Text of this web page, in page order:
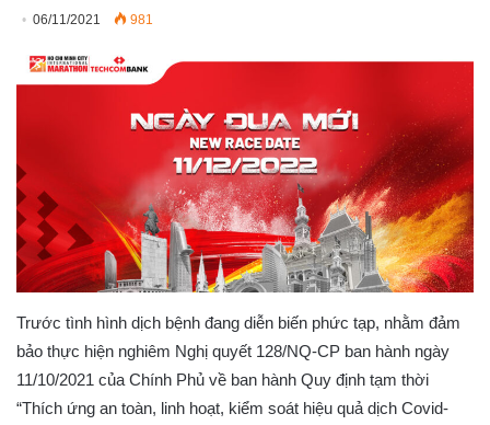
06/11/2021 981
Trước tình hình dịch bệnh đang diễn biến phức tạp, nhằm đảm
bảo thực hiện nghiêm Nghị quyết 128/NQ-CP ban hành ngày
11/10/2021 của Chính Phủ về ban hành Quy định tạm thời
“Thích ứng an toàn, linh hoạt, kiểm soát hiệu quả dịch Covid-